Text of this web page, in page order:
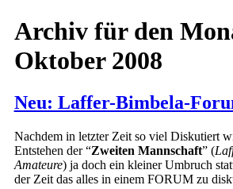
Archiv für den
Oktober 2008
Neu: Laffer-Bimbela-
Nachdem in letzter Zeit so viel Diskutiert
Entstehen der “Zweiten Mannschaft” (
Amateure) ja doch ein kleiner Umbruch
der Zeit das alles in einem FORUM zu